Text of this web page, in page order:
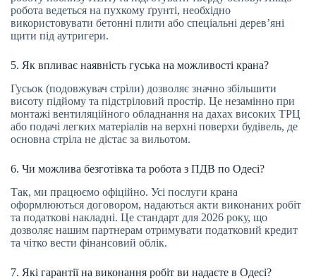
робота ведеться на пухкому ґрунті, необхідно
використовувати бетонні плити або спеціальні дерев’яні
щити під аутригери.
5. Як впливає наявність гуська на можливості крана?
Гусьок (подовжувач стріли) дозволяє значно збільшити
висоту підйому та підстріловий простір. Це незамінно при
монтажі вентиляційного обладнання на дахах високих ТРЦ
або подачі легких матеріалів на верхні поверхи будівель, де
основна стріла не дістає за вильотом.
6. Чи можлива безготівка та робота з ПДВ по Одесі?
Так, ми працюємо офіційно. Усі послуги крана
оформлюються договором, надаються акти виконаних робіт
та податкові накладні. Це стандарт для 2026 року, що
дозволяє нашим партнерам отримувати податковий кредит
та чітко вести фінансовий облік.
7. Які гарантії на виконання робіт ви надаєте в Одесі?